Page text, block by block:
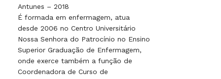
Antunes – 2018
É formada em enfermagem, atua
desde 2006 no Centro Universitário
Nossa Senhora do Patrocínio no Ensino
Superior Graduação de Enfermagem,
onde exerce também a função de
Coordenadora de Curso de